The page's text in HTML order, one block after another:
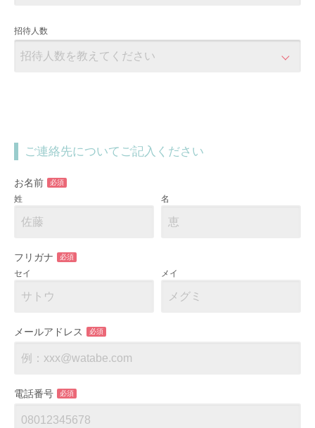
招待人数
ご連絡先についてご記入ください
お名前 必須
姓 名
フリガナ 必須
セイ メイ
メールアドレス 必須
電話番号 必須